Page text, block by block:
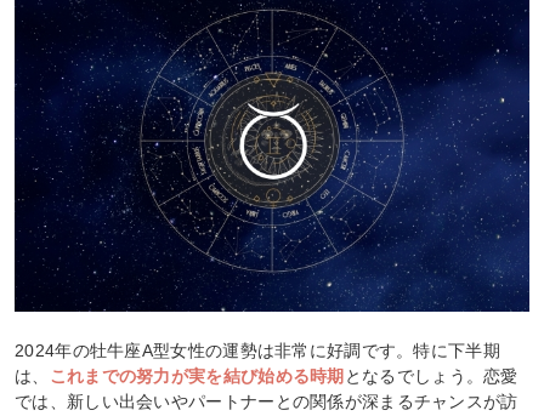
2024年の牡牛座A型女性の運勢は非常に好調です。特に下半期
は、 これまでの努力が実を結び始める時期 となるでしょう。恋愛
では、新しい出会いやパートナーとの関係が深まるチャンスが訪